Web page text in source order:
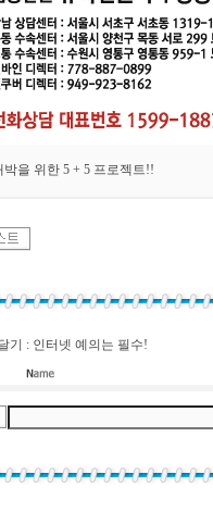
박을 위한 5 + 5 프로젝트!!
기 : 인터넷 예의는 필수!